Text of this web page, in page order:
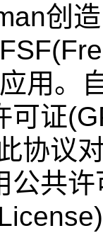
创
用。
可证
协议
公共